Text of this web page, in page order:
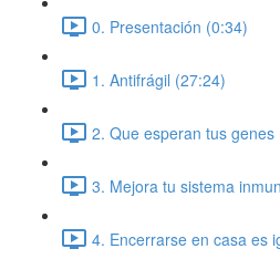
0. Presentación (0:34)
1. Antifrágil (27:24)
2. Que esperan tus genes
3. Mejora tu sistema
4. Encerrarse en casa es